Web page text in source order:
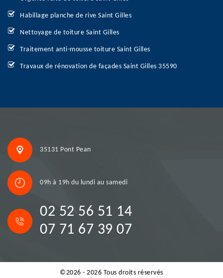
Habillage planche de rive Saint Gilles
Nettoyage de toiture Saint Gilles
Traitement anti-mousse toiture Saint Gilles
Travaux de rénovation de façades Saint Gilles 35590
35131 Pont Pean
09h à 19h du lundi au samedi
02 52 56 51 14
07 71 67 39 07
©2026 - 2026 Tous droits réservés